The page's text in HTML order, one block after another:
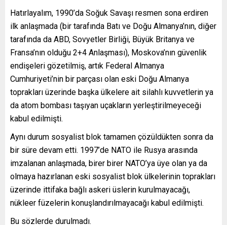
Hatırlayalım, 1990’da Soğuk Savaşı resmen sona erdiren
ilk anlaşmada (bir tarafında Batı ve Doğu Almanya’nın, diğer
tarafında da ABD, Sovyetler Birliği, Büyük Britanya ve
Fransa’nın olduğu 2+4 Anlaşması), Moskova’nın güvenlik
endişeleri gözetilmiş, artık Federal Almanya
Cumhuriyeti’nin bir parçası olan eski Doğu Almanya
toprakları üzerinde başka ülkelere ait silahlı kuvvetlerin ya
da atom bombası taşıyan uçakların yerleştirilmeyeceği
kabul edilmişti.
Aynı durum sosyalist blok tamamen çözüldükten sonra da
bir süre devam etti. 1997’de NATO ile Rusya arasında
imzalanan anlaşmada, birer birer NATO’ya üye olan ya da
olmaya hazırlanan eski sosyalist blok ülkelerinin toprakları
üzerinde ittifaka bağlı askeri üslerin kurulmayacağı,
nükleer füzelerin konuşlandırılmayacağı kabul edilmişti.
Bu sözlerde durulmadı.